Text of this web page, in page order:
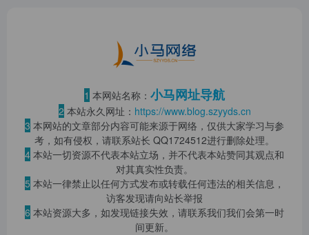
1 本网站名称： 小马网址导航
2 本站永久网址： https://www.blog.szyyds.cn
3 本网站的文章部分内容可能来源于网络，仅供大家学习与参
考，如有侵权，请联系站长 QQ1724512进行删除处理。
4 本站一切资源不代表本站立场，并不代表本站赞同其观点和
对其真实性负责。
5 本站一律禁止以任何方式发布或转载任何违法的相关信息，
访客发现请向站长举报
6 本站资源大多，如发现链接失效，请联系我们我们会第一时
间更新。